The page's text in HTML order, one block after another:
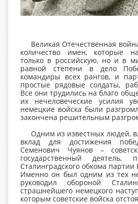
Великая Отечественная
количество имен, которые
только в российскую, но и в
равной степени в дело
командиры всех рангов, и
простые рядовые солдаты,
Все они трудились на благо
их нечеловеческие усилия
немецкие войска были
закончена решительным
Одним из известных людей,
вклад для достижения
Семенович Чуянов –
государственный деятель,
Сталинградского обкома
Именно он был одним из тех
руководил обороной
страшнейшего немецкого
которым советские войска